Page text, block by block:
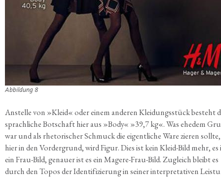
Abbil­dun­g 8
Anstel­le von »Kleid« oder einem ande­ren Klei­dungs­stück besteht
sprach­li­che Bot­schaft hier aus »Body« »39,7 kg«. Was ehe­dem
war und als rhe­to­ri­scher Schmuck die eigent­li­che Ware zie­ren
hier in den Vor­der­grund, wird Figur. Dies ist kein Kleid-Bild mehr, es
ein Frau-Bild, genau­er ist es ein Mage­re-Frau-Bild. Zugleich bleibt es
durch den Topos der Iden­ti­fi­zie­rung in sei­ner inter­pre­ta­ti­ven